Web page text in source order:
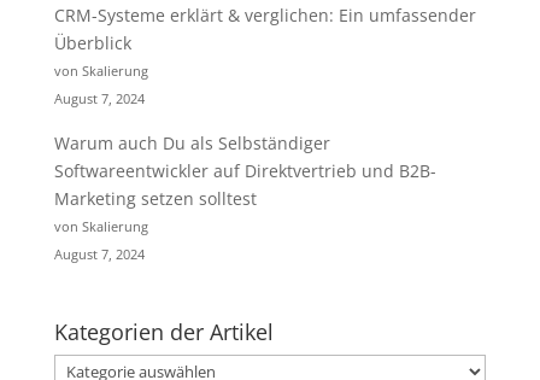
CRM-Systeme erklärt & verglichen: Ein umfassender
Überblick
von Skalierung
August 7, 2024
Warum auch Du als Selbständiger
Softwareentwickler auf Direktvertrieb und B2B-
Marketing setzen solltest
von Skalierung
August 7, 2024
Kategorien der Artikel
Kategorien